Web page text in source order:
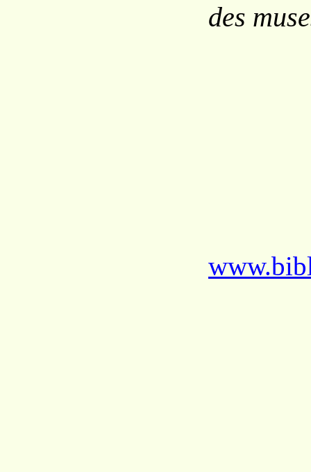
des